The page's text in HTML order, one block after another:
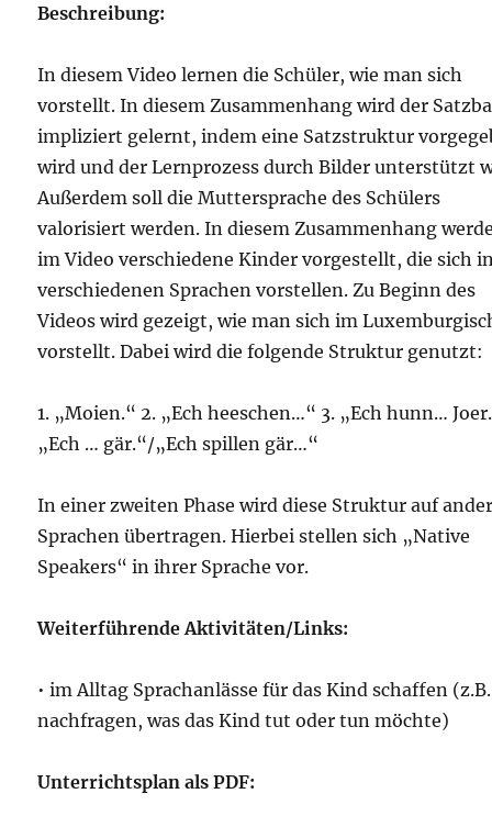
Beschreibung:
In diesem Video lernen die Schüler, wie man sich
vorstellt. In diesem Zusammenhang wird der
impliziert gelernt, indem eine Satzstruktur
wird und der Lernprozess durch Bilder unterstützt
Außerdem soll die Muttersprache des Schülers
valorisiert werden. In diesem Zusammenhang
im Video verschiedene Kinder vorgestellt, die sich
verschiedenen Sprachen vorstellen. Zu Beginn des
Videos wird gezeigt, wie man sich im
vorstellt. Dabei wird die folgende Struktur genutzt:
1. „Moien.“ 2. „Ech heeschen…“ 3. „Ech hunn…
„Ech … gär.“/„Ech spillen gär…“
In einer zweiten Phase wird diese Struktur auf
Sprachen übertragen. Hierbei stellen sich „Native
Speakers“ in ihrer Sprache vor.
Weiterführende Aktivitäten/Links:
• im Alltag Sprachanlässe für das Kind schaffen (z.B.
nachfragen, was das Kind tut oder tun möchte)
Unterrichtsplan als PDF: